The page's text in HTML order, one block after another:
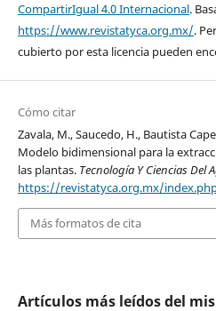
CompartirIgual 4.0 Internacional.
https://www.revistatyca.org.mx/.
cubierto por esta licencia pueden
Cómo citar
Zavala, M., Saucedo, H., Bautista
Modelo bidimensional para la
las plantas. Tecnología Y Ciencias Del
https://revistatyca.org.mx/
Más formatos de cita
Artículos más leídos del